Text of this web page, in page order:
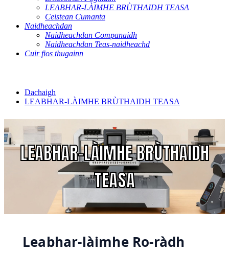
LEABHAR-LÀIMHE BRÙTHAIDH TEASA
Ceistean Cumanta
Naidheachdan
Naidheachdan Companaidh
Naidheachdan Teas-naidheachd
Cuir fios thugainn
Dachaigh
LEABHAR-LÀIMHE BRÙTHAIDH TEASA
LEABHAR-LÀIMHE BRÙTHAIDH
TEASA
Leabhar-làimhe Ro-ràdh